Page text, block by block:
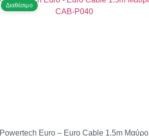
Διαθέσιμο
Powertech Euro – Euro Cable 1.5m Μαύρο